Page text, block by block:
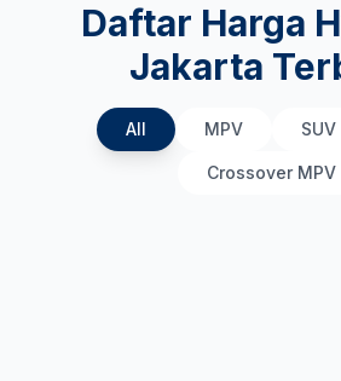
Daftar Harga
Jakarta
All MPV SUV
Crossover MPV